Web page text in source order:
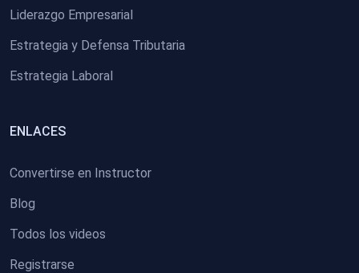
Liderazgo Empresarial
Estrategia y Defensa Tributaria
Estrategia Laboral
ENLACES
Convertirse en Instructor
Blog
Todos los videos
Registrarse